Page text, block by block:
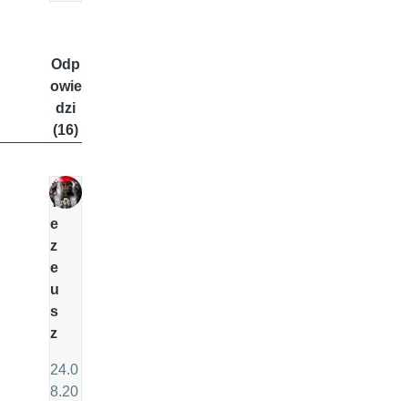
Odp
owie
dzi
(16)
T
e
z
e
u
s
z
24.0
8.20